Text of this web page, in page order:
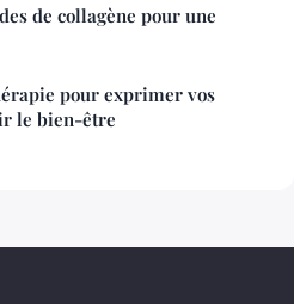
de collagène pour une
pour exprimer vos
le bien-être